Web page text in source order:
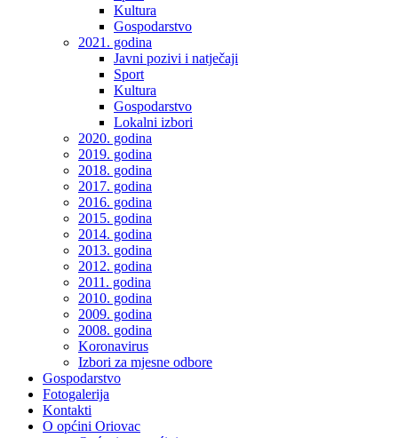
Kultura
Gospodarstvo
2021. godina
Javni pozivi i natječaji
Sport
Kultura
Gospodarstvo
Lokalni izbori
2020. godina
2019. godina
2018. godina
2017. godina
2016. godina
2015. godina
2014. godina
2013. godina
2012. godina
2011. godina
2010. godina
2009. godina
2008. godina
Koronavirus
Izbori za mjesne odbore
Gospodarstvo
Fotogalerija
Kontakti
O općini Oriovac